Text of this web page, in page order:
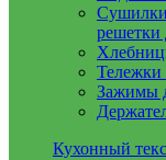
Сушилки
решетки
Тележки
Зажимы
Кухонный